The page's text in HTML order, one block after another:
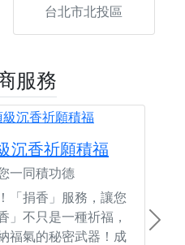
台北市北投區
服務
沉香祈願積福
一同積功德
「捐香」服務，讓您
」不只是一種祈福，
福氣的秘密武器！成
Next